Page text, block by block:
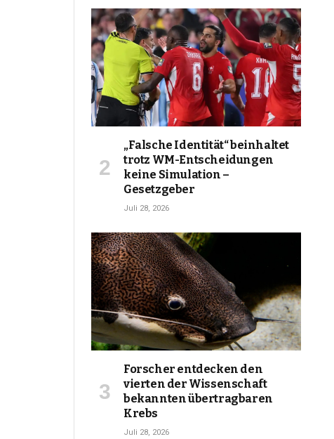
„Falsche Identität“ beinhaltet
trotz WM-Entscheidungen
keine Simulation –
Gesetzgeber
Juli 28, 2026
Forscher entdecken den
vierten der Wissenschaft
bekannten übertragbaren
Krebs
Juli 28, 2026